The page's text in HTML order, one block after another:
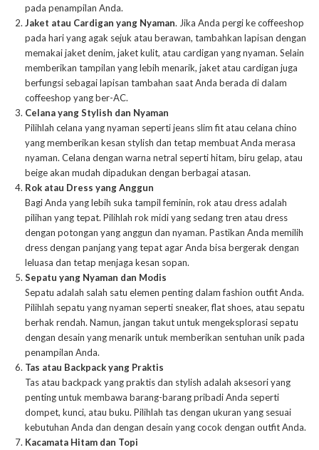
pada penampilan Anda.
Jaket atau Cardigan yang Nyaman. Jika Anda pergi ke coffeeshop
pada hari yang agak sejuk atau berawan, tambahkan lapisan dengan
memakai jaket denim, jaket kulit, atau cardigan yang nyaman. Selain
memberikan tampilan yang lebih menarik, jaket atau cardigan juga
berfungsi sebagai lapisan tambahan saat Anda berada di dalam
coffeeshop yang ber-AC.
Celana yang Stylish dan Nyaman
Pilihlah celana yang nyaman seperti jeans slim fit atau celana chino
yang memberikan kesan stylish dan tetap membuat Anda merasa
nyaman. Celana dengan warna netral seperti hitam, biru gelap, atau
beige akan mudah dipadukan dengan berbagai atasan.
Rok atau Dress yang Anggun
Bagi Anda yang lebih suka tampil feminin, rok atau dress adalah
pilihan yang tepat. Pilihlah rok midi yang sedang tren atau dress
dengan potongan yang anggun dan nyaman. Pastikan Anda memilih
dress dengan panjang yang tepat agar Anda bisa bergerak dengan
leluasa dan tetap menjaga kesan sopan.
Sepatu yang Nyaman dan Modis
Sepatu adalah salah satu elemen penting dalam fashion outfit Anda.
Pilihlah sepatu yang nyaman seperti sneaker, flat shoes, atau sepatu
berhak rendah. Namun, jangan takut untuk mengeksplorasi sepatu
dengan desain yang menarik untuk memberikan sentuhan unik pada
penampilan Anda.
Tas atau Backpack yang Praktis
Tas atau backpack yang praktis dan stylish adalah aksesori yang
penting untuk membawa barang-barang pribadi Anda seperti
dompet, kunci, atau buku. Pilihlah tas dengan ukuran yang sesuai
kebutuhan Anda dan dengan desain yang cocok dengan outfit Anda.
Kacamata Hitam dan Topi